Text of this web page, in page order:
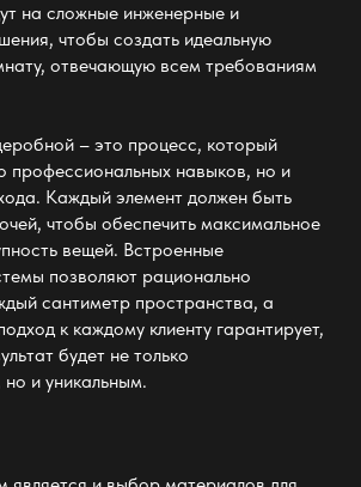
на сложные инженерные и
чтобы создать идеальную
, отвечающую всем требованиям
– это процесс, который
профессиональных навыков, но и
Каждый элемент должен быть
чтобы обеспечить максимальное
вещей. Встроенные
позволяют рационально
сантиметр пространства, а
к каждому клиенту гарантирует,
будет не только
и уникальным.